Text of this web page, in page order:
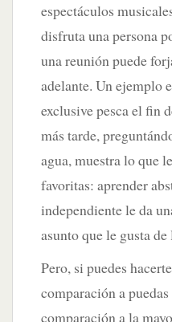
espectáculos
disfruta una persona
una reunión puede
adelante. Un ejemplo
exclusive pesca el fin
más tarde,
agua, muestra lo que
favoritas: aprender
independiente le da
asunto que le gusta de
Pero, si puedes
comparación a
comparación a la